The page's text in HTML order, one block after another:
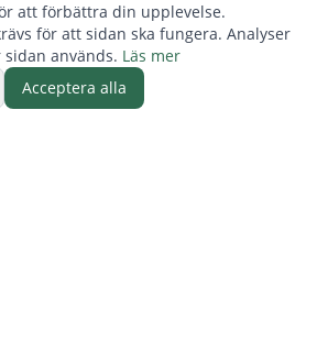
att förbättra din upplevelse.
för att sidan ska fungera. Analyser
används. Läs mer
Acceptera alla